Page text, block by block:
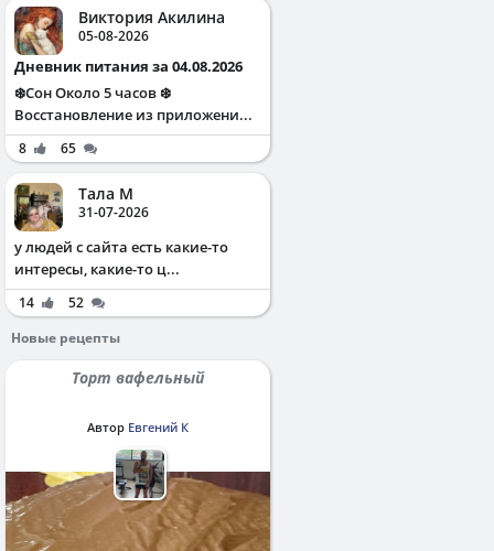
Виктория Акилина
05-08-2026
Дневник питания за 04.08.2026
❄️Сон Около 5 часов ❄️
Восстановление из приложени...
8 65
Тала М
31-07-2026
у людей с сайта есть какие-то
интересы, какие-то ц...
14
52
Новые рецепты
Торт вафельный
Автор Евгений К